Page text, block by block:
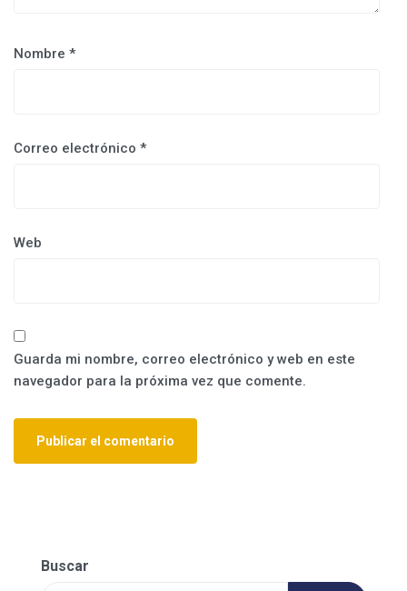
Nombre *
Correo electrónico *
Web
Guarda mi nombre, correo electrónico y web en este
navegador para la próxima vez que comente.
Buscar